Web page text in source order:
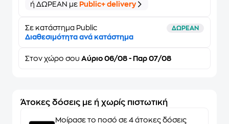
ή ΔΩΡΕΑΝ με Public+ delivery
Σε κατάστημα Public ΔΩΡΕΑΝ
Διαθεσιμότητα ανά κατάστημα
Στον χώρο σου Αύριο 06/08 - Παρ 07/08
Άτοκες δόσεις με ή χωρίς πιστωτική
Μοίρασε το ποσό σε 4 άτοκες δόσεις